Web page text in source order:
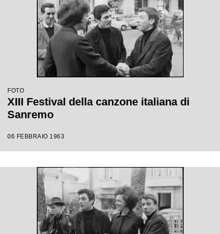
FOTO
XIII Festival della canzone italiana di
Sanremo
06 FEBBRAIO 1963